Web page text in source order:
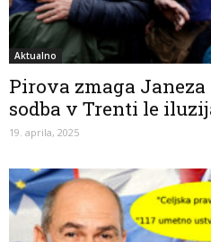
Aktualno
Pirova zmaga
sodba v Trenti le
19. aprila, 2025